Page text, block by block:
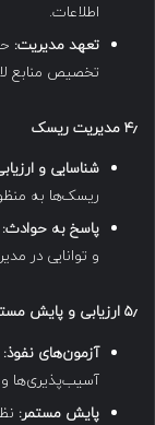
اطلاعات.
تعهد مدیریت:
تخصیص منابع
۴٫ مدیریت ریسک
شناسایی و
ریسک‌ها به
پاسخ به حوادث:
و توانایی در
۵٫ ارزیابی و پایش
آزمون‌های نفوذ:
آسیب‌پذیری‌ها
پایش مستمر: